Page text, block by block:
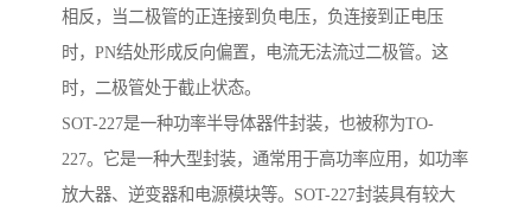
相反，当二极管的正连接到负电压，负连接到正电压
时，PN结处形成反向偏置，电流无法流过二极管。这
时，二极管处于截止状态。
SOT-227是一种功率半导体器件封装，也被称为TO-
227。它是一种大型封装，通常用于高功率应用，如功率
放大器、逆变器和电源模块等。SOT-227封装具有较大